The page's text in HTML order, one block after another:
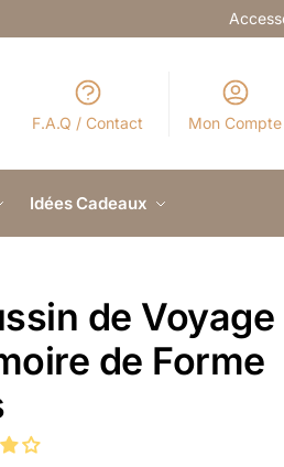
F.A.Q / Contact Mon Compte
Idées Cadeaux
de Voyage
de Forme